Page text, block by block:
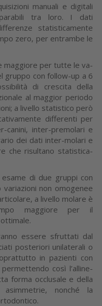
manuali e digitali
tra loro. I dati
statistica­mente
zero, per entrambe le
maggiore per tutte le va­
gruppo con follow-up a 6
di crescita della
al maggior periodo
a livello statistico però
differenti per
canini, in­ter-premolari e
dei dati inter-molari e
che risultano statistica­
di due gruppi con
non omogenee
a livello molare è
maggiore per il
essere sfruttati dal
po­steriori unilaterali o
in pa­zienti con
così l’alline­
forma occlusale e della
non­ché la